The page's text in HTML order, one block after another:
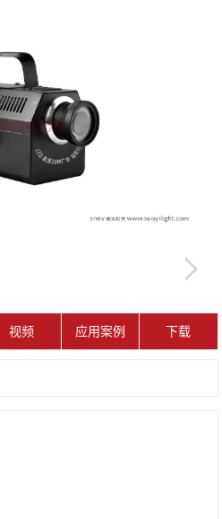
视频 应用案例 下载